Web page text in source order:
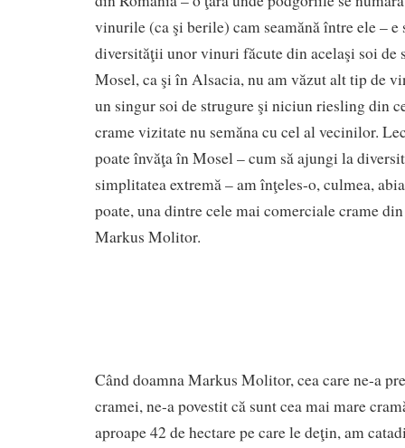
vinurile (ca şi berile) cam seamănă între ele – e
diversităţii unor vinuri făcute din acelaşi soi de
Mosel, ca şi în Alsacia, nu am văzut alt tip de
un singur soi de strugure şi niciun riesling din
crame vizitate nu semăna cu cel al vecinilor.
poate învăţa în Mosel – cum să ajungi la
simplitatea extremă – am înţeles-o, culmea,
poate, una dintre cele mai comerciale crame
Markus Molitor.
Când doamna Markus Molitor, cea care ne-a
cramei, ne-a povestit că sunt cea mai mare
aproape 42 de hectare pe care le deţin, am